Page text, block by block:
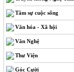
Tâm sự cuộc sống
Văn hóa - Xã hội
Văn Nghệ
Thư Viện
Góc Cười